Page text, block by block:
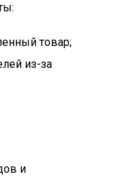
товар;
из-за
и